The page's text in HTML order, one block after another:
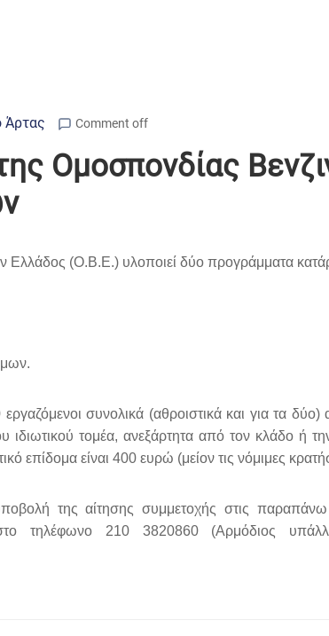
Άρτας Comment off
Ομοσπονδίας
Ελλάδος (Ο.Β.Ε.) υλοποιεί δύο προγράμματα
συνολικά (αθροιστικά και για τα δύο)
ιδιωτικού τομέα, ανεξάρτητα από τον κλάδο ή
επίδομα είναι 400 ευρώ (μείον τις νόμιμες
της αίτησης συμμετοχής στις παραπάνω
τηλέφωνο 210 3820860 (Αρμόδιος